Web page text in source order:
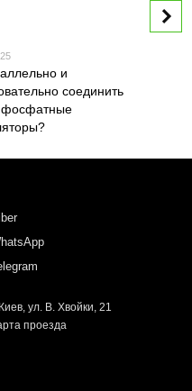
и
соединить
фосфатные
ул. В. Хвойки, 21
проезда